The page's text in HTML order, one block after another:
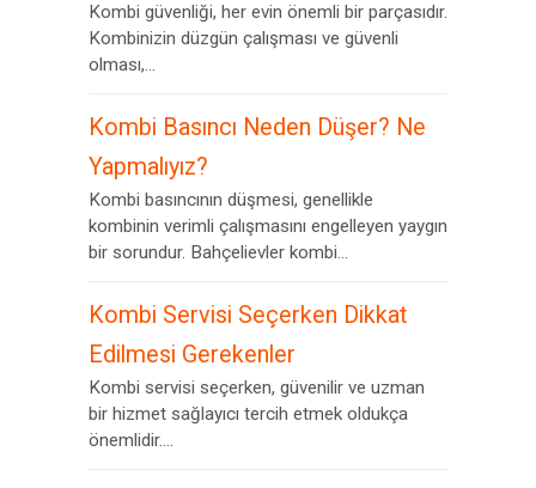
Kombi güvenliği, her evin önemli bir parçasıdır.
Kombinizin düzgün çalışması ve güvenli
olması,...
Kombi Basıncı Neden Düşer? Ne
Yapmalıyız?
Kombi basıncının düşmesi, genellikle
kombinin verimli çalışmasını engelleyen yaygın
bir sorundur. Bahçelievler kombi...
Kombi Servisi Seçerken Dikkat
Edilmesi Gerekenler
Kombi servisi seçerken, güvenilir ve uzman
bir hizmet sağlayıcı tercih etmek oldukça
önemlidir....